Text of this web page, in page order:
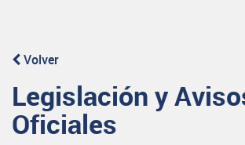
Volver
Legislación y
Oficiales